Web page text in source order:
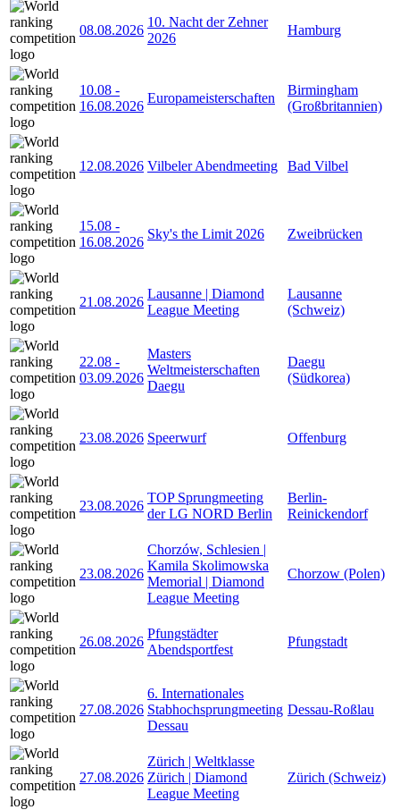
08.08.2026
10. Nacht der Zehner
2026
Hamburg
10.08 -
16.08.2026
Europameisterschaften
Birmingham
(Großbritannien)
12.08.2026 Vilbeler Abendmeeting Bad Vilbel
15.08 -
16.08.2026
Sky's the Limit 2026 Zweibrücken
21.08.2026
Lausanne | Diamond
League Meeting
Lausanne
(Schweiz)
22.08 -
03.09.2026
Masters
Weltmeisterschaften
Daegu
Daegu
(Südkorea)
23.08.2026 Speerwurf Offenburg
23.08.2026
TOP Sprungmeeting
der LG NORD Berlin
Berlin-
Reinickendorf
23.08.2026
Chorzów, Schlesien |
Kamila Skolimowska
Memorial | Diamond
League Meeting
Chorzow (Polen)
26.08.2026
Pfungstädter
Abendsportfest
Pfungstadt
27.08.2026
6. Internationales
Stabhochsprungmeeting
Dessau
Dessau-Roßlau
27.08.2026
Zürich | Weltklasse
Zürich | Diamond
League Meeting
Zürich (Schweiz)